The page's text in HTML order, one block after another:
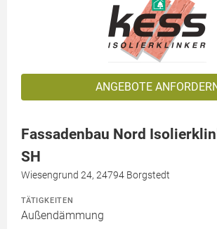
ANGEBOTE
Fassadenbau Nord
SH
Wiesengrund 24, 24794 Borgstedt
TÄTIGKEITEN
Außendämmung